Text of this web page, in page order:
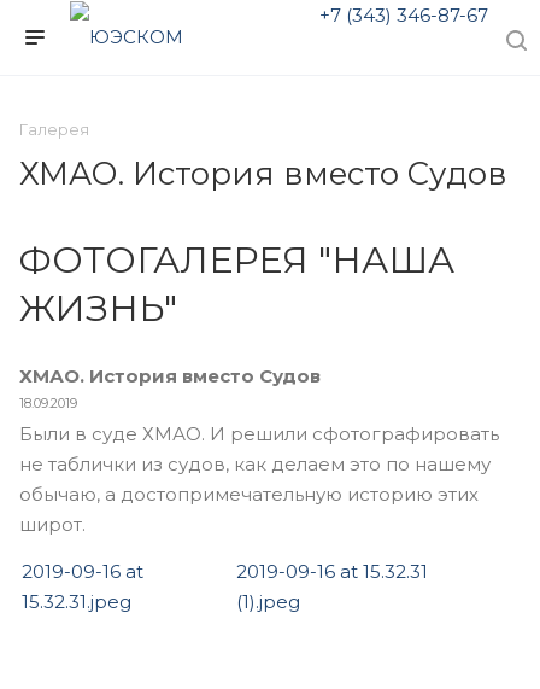
+7 (343) 346-87-67
Галерея
ХМАО. История вместо Судов
ФОТОГАЛЕРЕЯ "НАША
ЖИЗНЬ"
ХМАО. История вместо Судов
18.09.2019
Были в суде ХМАО. И решили сфотографировать
не таблички из судов, как делаем это по нашему
обычаю, а достопримечательную историю этих
широт.